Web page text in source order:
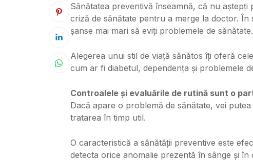
Sănătatea preventivă înseamnă, că nu aștepți
criză de sănătate pentru a merge la doctor.
șanse mai mari să eviți problemele de sănătate.
Alegerea unui stil de viață sănătos îți oferă
cum ar fi diabetul, dependența și problemele
Controalele și evaluările de rutină sunt o
Dacă apare o problemă de sănătate, vei
tratarea în timp util.
O caracteristică a sănătății preventive este
detecta orice anomalie prezentă în sânge și